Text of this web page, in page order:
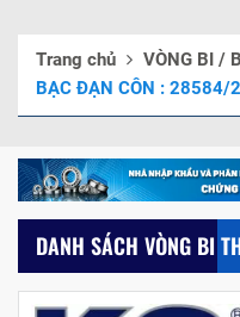
Trang chủ VÒNG BI /
BẠC ĐẠN CÔN : 28584/
DANH SÁCH VÒNG BI